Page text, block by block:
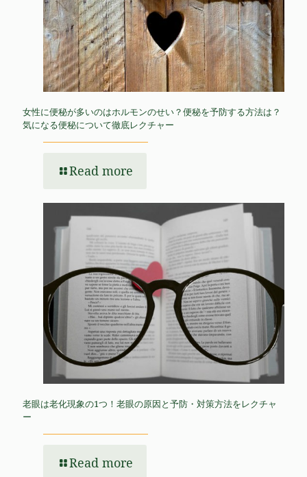
女性に便秘が多いのはホルモンのせい？便秘を予防する方法は？
気になる便秘について徹底レクチャー
Read more
老眼は老化現象の1つ！老眼の原因と予防・対策方法をレクチャ
ー
Read more